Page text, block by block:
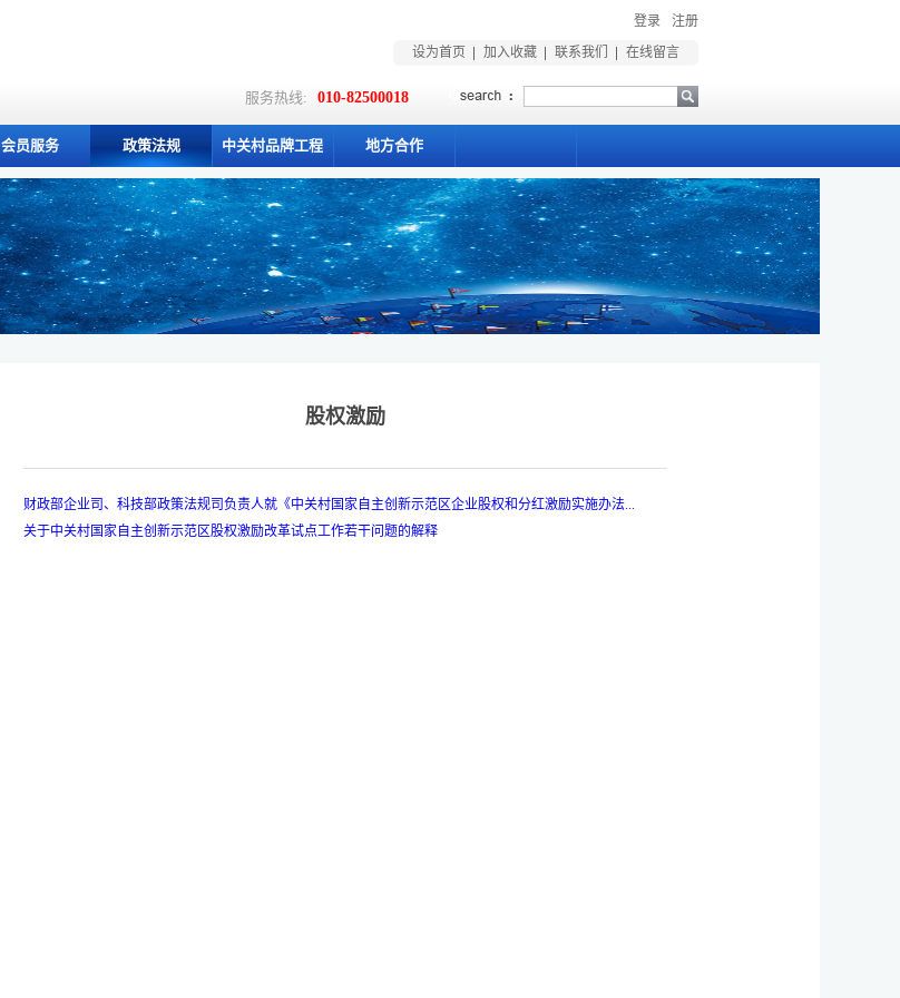
设为首页 加入收藏 联系我们 在线留言
服务热线: 010-82500018
登录 注册
会员服务 政策法规 中关村品牌工程 地方合作
股权激励
财政部企业司、科技部政策法规司负责人就《中关村国家自主创新示范区企业股权和分红激励实施办法...
关于中关村国家自主创新示范区股权激励改革试点工作若干问题的解释